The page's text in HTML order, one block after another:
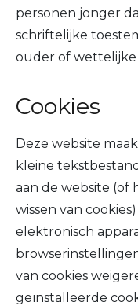
personen jonger
schriftelijke
ouder of
Cookies
Deze website
kleine
aan de website (of
wissen van
elektronisch
van cookies
geïnstalleerde